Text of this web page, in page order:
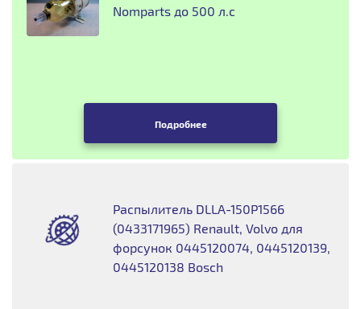
Nomparts до 500 л.с
Подробнее
Распылитель DLLA-150P1566
(0433171965) Renault, Volvo для
форсунок 0445120074, 0445120139,
0445120138 Bosch